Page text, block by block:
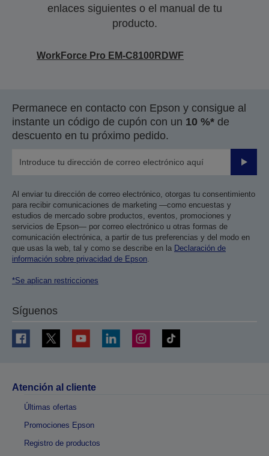
enlaces siguientes o el manual de tu
producto.
WorkForce Pro EM-C8100RDWF
Permanece en contacto con Epson y consigue al
instante un código de cupón con un 10 %* de
descuento en tu próximo pedido.
Enviar
Al enviar tu dirección de correo electrónico, otorgas tu consentimiento
para recibir comunicaciones de marketing —como encuestas y
estudios de mercado sobre productos, eventos, promociones y
servicios de Epson— por correo electrónico u otras formas de
comunicación electrónica, a partir de tus preferencias y del modo en
que usas la web, tal y como se describe en la Declaración de
información sobre privacidad de Epson.
*Se aplican restricciones
Síguenos
Atención al cliente
Últimas ofertas
Promociones Epson
Registro de productos